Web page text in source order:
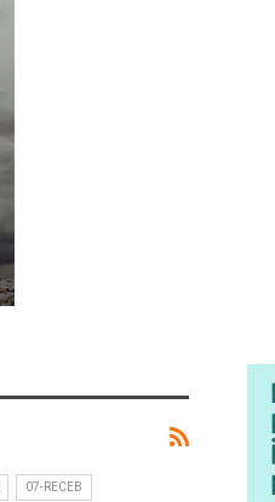
07-RECEB